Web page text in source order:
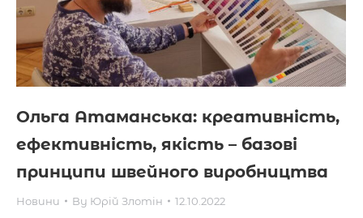
Ольга Атаманська: креативність,
ефективність, якість – базові
принципи швейного виробництва
Новини By Юрій Злотін 12.10.2022